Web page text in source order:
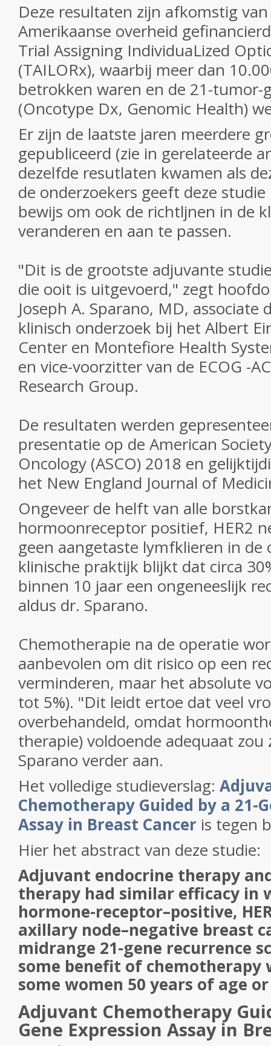
Deze resultaten zijn afkomstig
Amerikaanse overheid
Trial Assigning IndividuaLized
(TAILORx), waarbij meer dan
betrokken waren en de 21-tumor-
(Oncotype Dx, Genomic Health)
Er zijn de laatste jaren meerdere
gepubliceerd (zie in gerelateerde
dezelfde resutlaten kwamen als
de onderzoekers geeft deze
bewijs om ook de richtljnen in de
veranderen en aan te passen.
"Dit is de grootste adjuvante
die ooit is uitgevoerd," zegt
Joseph A. Sparano, MD, associate
klinisch onderzoek bij het Albert
Center en Montefiore Health
en vice-voorzitter van de ECOG -
Research Group.
De resultaten werden
presentatie op de American
Oncology (ASCO) 2018 en
het New England Journal of
Ongeveer de helft van alle
hormoonreceptor positief, HER2
geen aangetaste lymfklieren in de
klinische praktijk blijkt dat circa
binnen 10 jaar een ongeneeslijk
aldus dr. Sparano.
Chemotherapie na de operatie
aanbevolen om dit risico op een
verminderen, maar het absolute
tot 5%). "Dit leidt ertoe dat veel
overbehandeld, omdat
therapie) voldoende adequaat
Sparano verder aan.
Het volledige studieverslag:
Chemotherapy Guided by a 21-
Assay in Breast Cancer is tegen
Hier het abstract van deze studie:
Adjuvant endocrine therapy
therapy had similar efficacy in
hormone-receptor–positive,
axillary node–negative breast
midrange 21-gene recurrence
some benefit of chemotherapy
some women 50 years of age
Adjuvant Chemotherapy
Gene Expression Assay in